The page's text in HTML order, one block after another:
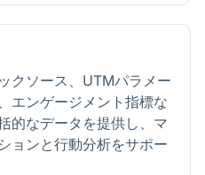
クソース、UTMパラメー
エンゲージメント指標な
的なデータを提供し、マ
ョンと行動分析をサポー